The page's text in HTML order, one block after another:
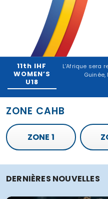
11e Championnat du
monde féminin des
moins de 18 ans de l'IHF
ZONE CAHB
ZONE 1
DERNIÈRES NOUVELLES